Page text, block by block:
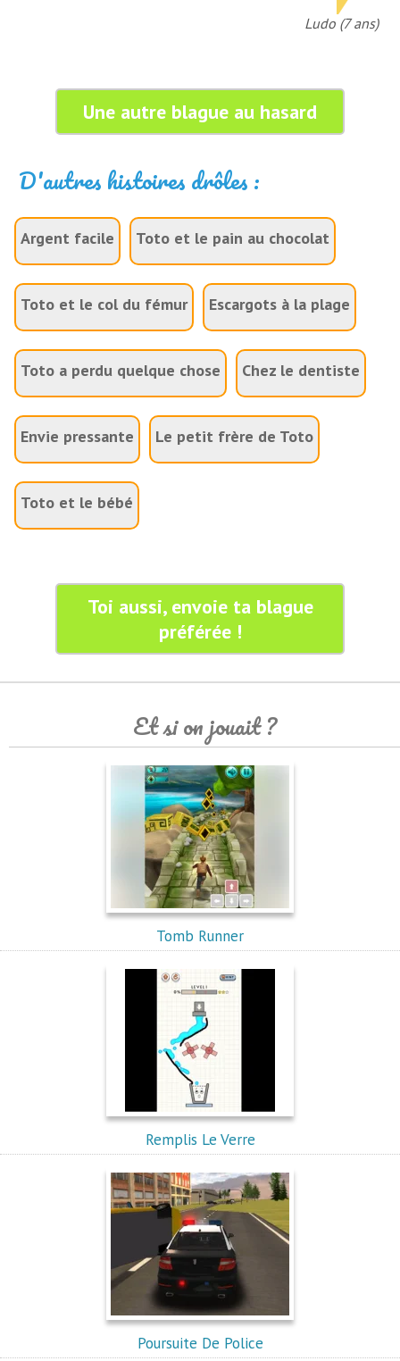
Ludo (7 ans)
Une autre blague au hasard
D'autres histoires drôles :
Argent facile Toto et le pain au chocolat
Toto et le col du fémur Escargots à la plage
Toto a perdu quelque chose Chez le dentiste
Envie pressante Le petit frère de Toto
Toto et le bébé
Toi aussi, envoie ta blague
préférée !
Et si on jouait ?
Tomb Runner
Remplis Le Verre
Poursuite De Police